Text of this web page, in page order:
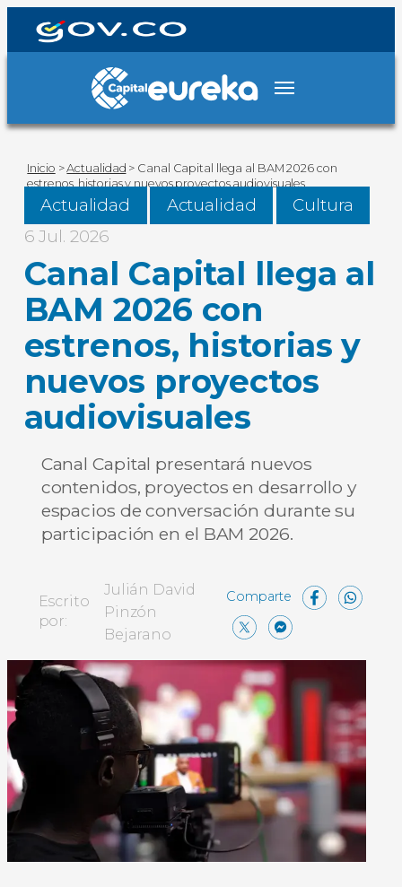
Inicio >Actualidad > Canal Capital llega al BAM 2026 con
estrenos, historias y nuevos proyectos audiovisuales
Actualidad Actualidad
Cultura
6 Jul. 2026
Canal Capital llega al
BAM 2026 con
estrenos, historias y
nuevos proyectos
audiovisuales
Canal Capital presentará nuevos
contenidos, proyectos en desarrollo y
espacios de conversación durante su
participación en el BAM 2026.
Escrito
por:
Julián David
Pinzón
Bejarano
X